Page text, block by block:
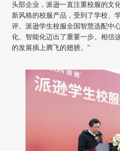
头部企业，派逊一直注重校服的文
新风格的校服产品，受到了学校、
评。派逊学生校服全国智慧选配中
化、智能化迈出了重要一步。相信
的发展插上腾飞的翅膀。”